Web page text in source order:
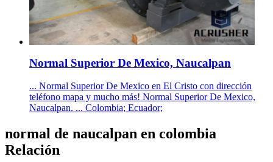
Normal Superior De Mexico, Naucalpan
... Normal Superior De Mexico en El Cristo con dirección
teléfono mapa y mucho más! Normal Superior De Mexico,
Naucalpan. ... Colombia; Ecuador;
normal de naucalpan en colombia
Relación